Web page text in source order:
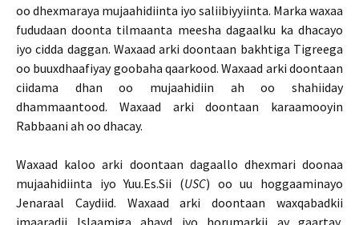
oo dhexmaraya mujaahidiinta iyo saliibiyyiinta. Marka waxaa
fududaan doonta tilmaanta meesha dagaalku ka dhacayo
iyo cidda daggan. Waxaad arki doontaan bakhtiga Tigreega
oo buuxdhaafiyay goobaha qaarkood. Waxaad arki doontaan
ciidama dhan oo mujaahidiin ah oo shahiiday
dhammaantood. Waxaad arki doontaan karaamooyin
Rabbaani ah oo dhacay.
Waxaad kaloo arki doontaan dagaallo dhexmari doonaa
mujaahidiinta iyo Yuu.Es.Sii (USC) oo uu hoggaaminayo
Jenaraal Caydiid. Waxaad arki doontaan waxqabadkii
imaaradii Islaamiga ahayd iyo horumarkii ay gaartay,